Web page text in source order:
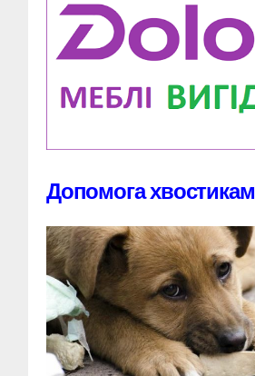
Допомога хвостикам